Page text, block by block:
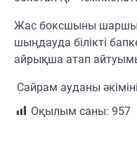
Жас боксшыны шаршы
шыңдауда білікті
айрықша атап
Сайрам ауданы
Оқылым саны: 957